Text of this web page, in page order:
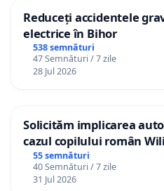
Reduceți accidentele
electrice în Bihor
538 semnături
47 Semnături / 7 zile
28 Jul 2026
Solicităm implicarea
cazul copilului român
Gheorghe, aflat în
12 ani
55 semnături
40 Semnături / 7 zile
31 Jul 2026